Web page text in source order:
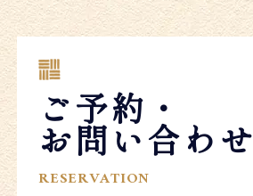
ご予約・
お問い合わせ
RESERVATION